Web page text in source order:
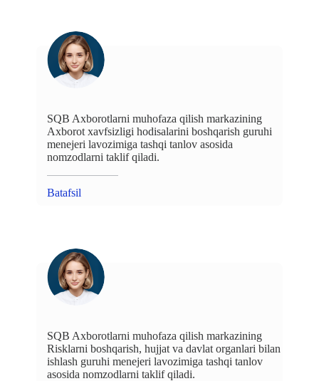
SQB Axborotlarni muhofaza qilish markazining
Axborot xavfsizligi hodisalarini boshqarish guruhi
menejeri lavozimiga tashqi tanlov asosida
nomzodlarni taklif qiladi.
Batafsil
SQB Axborotlarni muhofaza qilish markazining
Risklarni boshqarish, hujjat va davlat organlari bilan
ishlash guruhi menejeri lavozimiga tashqi tanlov
asosida nomzodlarni taklif qiladi.